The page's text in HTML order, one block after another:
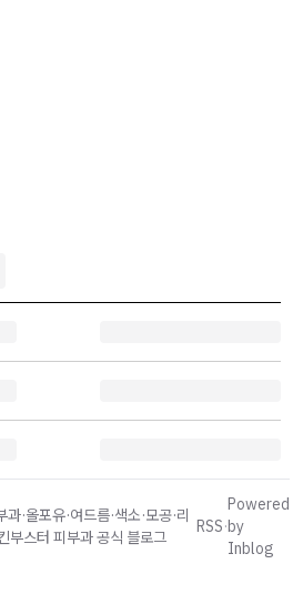
·올포유·여드름·색소·모공·리
부스터 피부과 공식 블로그
RSS·
Powered
by
Inblog